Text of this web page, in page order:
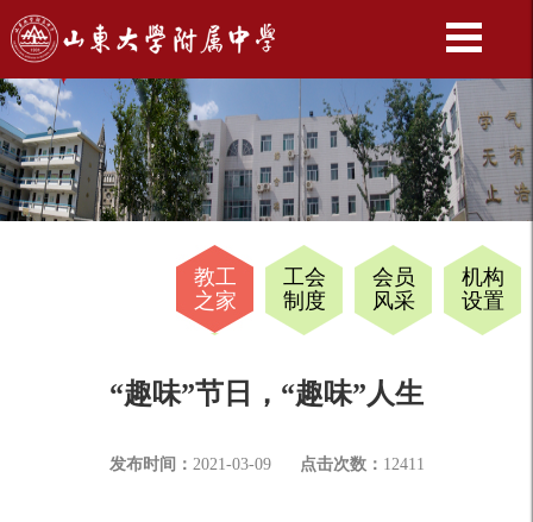
教工
之家
工会
制度
会员
风采
机构
设置
“趣味”节日，“趣味”人生
发布时间： 2021-03-09 点击次数： 12411